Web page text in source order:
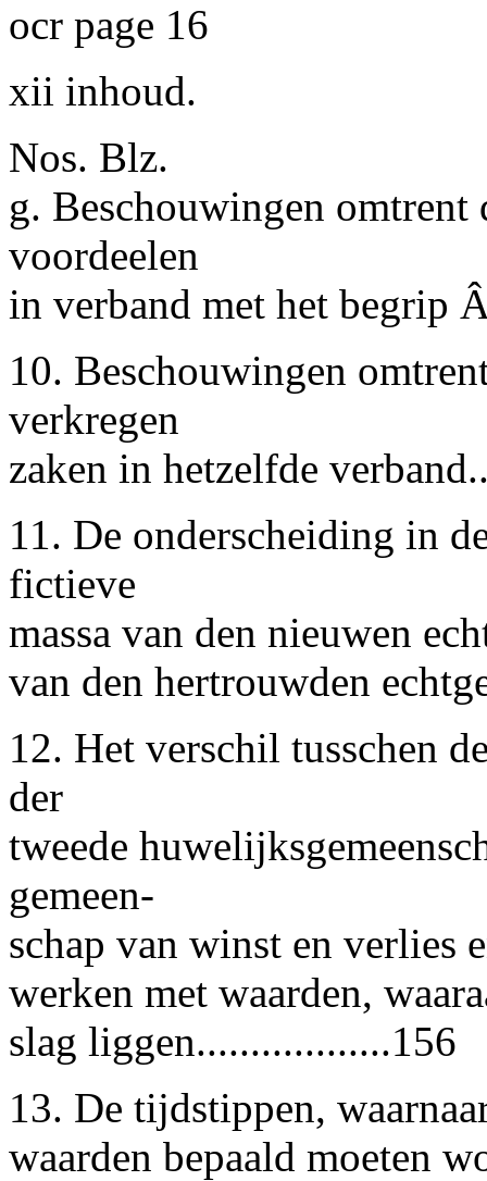
ocr page 16
xii inhoud.
Nos. Blz.
g. Beschouwingen omtrent
voordeelen
in verband met het begrip
10. Beschouwingen
verkregen
zaken in hetzelfde
11. De onderscheiding in
fictieve
massa van den nieuwen
van den hertrouwden
12. Het verschil tusschen
der
tweede
gemeen-
schap van winst en verlies
werken met waarden,
slag liggen..................156
13. De tijdstippen,
waarden bepaald moeten